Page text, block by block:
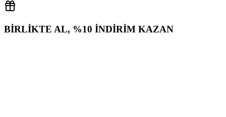
BİRLİKTE AL, %10 İNDİRİM KAZAN